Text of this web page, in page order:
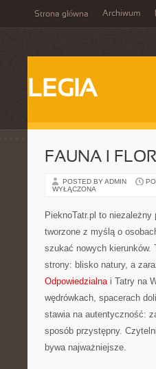
Strona główna Archiwum
LEGIA
FAUNA I
POSTED BY ADMIN
WYŁĄCZONA
PieknoTatr.pl to
tworzone z myślą o
szukać nowych kierunków.
strony: blisko natury, a
Odpowiedzialnai Tatry na
wędrówkach, spacerach
stawia na autentyczność:
sposób przystępny.
bywa najważniejsze.